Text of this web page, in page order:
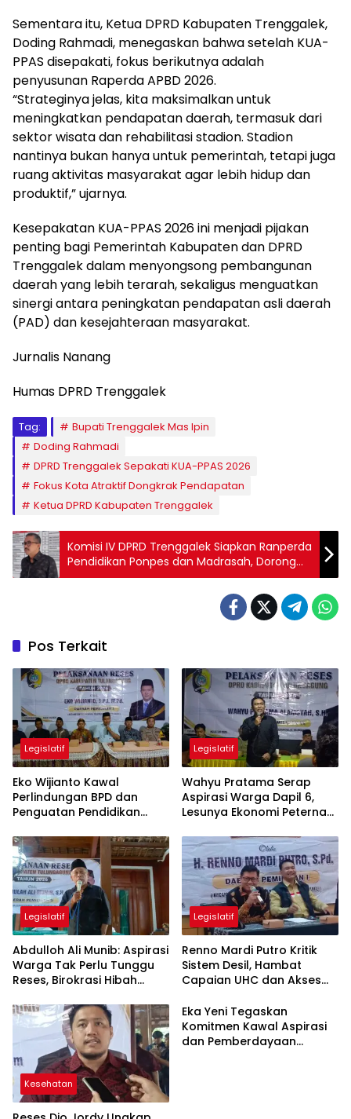
Sementara itu, Ketua DPRD Kabupaten Trenggalek,
Doding Rahmadi, menegaskan bahwa setelah KUA-
PPAS disepakati, fokus berikutnya adalah
penyusunan Raperda APBD 2026.
“Strateginya jelas, kita maksimalkan untuk
meningkatkan pendapatan daerah, termasuk dari
sektor wisata dan rehabilitasi stadion. Stadion
nantinya bukan hanya untuk pemerintah, tetapi juga
ruang aktivitas masyarakat agar lebih hidup dan
produktif,” ujarnya.
Kesepakatan KUA-PPAS 2026 ini menjadi pijakan
penting bagi Pemerintah Kabupaten dan DPRD
Trenggalek dalam menyongsong pembangunan
daerah yang lebih terarah, sekaligus menguatkan
sinergi antara peningkatan pendapatan asli daerah
(PAD) dan kesejahteraan masyarakat.
Jurnalis Nanang
Humas DPRD Trenggalek
Tag:
Bupati Trenggalek Mas Ipin
Doding Rahmadi
DPRD Trenggalek Sepakati KUA-PPAS 2026
Fokus Kota Atraktif Dongkrak Pendapatan
Ketua DPRD Kabupaten Trenggalek
Komisi IV DPRD Trenggalek Siapkan Ranperda
Pendidikan Ponpes dan Madrasah, Dorong
Kemandirian Pembiayaan
Pos Terkait
Legislatif
Eko Wijianto Kawal
Perlindungan BPD dan
Penguatan Pendidikan
Legislatif
Wahyu Pratama Serap
Aspirasi Warga Dapil 6,
Lesunya Ekonomi Peternak
Legislatif
Abdulloh Ali Munib: Aspirasi
Warga Tak Perlu Tunggu
Reses, Birokrasi Hibah
Legislatif
Renno Mardi Putro Kritik
Sistem Desil, Hambat
Capaian UHC dan Akses
Kesehatan
Eka Yeni Tegaskan
Komitmen Kawal Aspirasi
dan Pemberdayaan